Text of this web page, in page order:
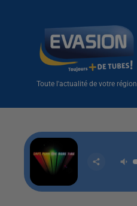
Toute l'actualité de votre région